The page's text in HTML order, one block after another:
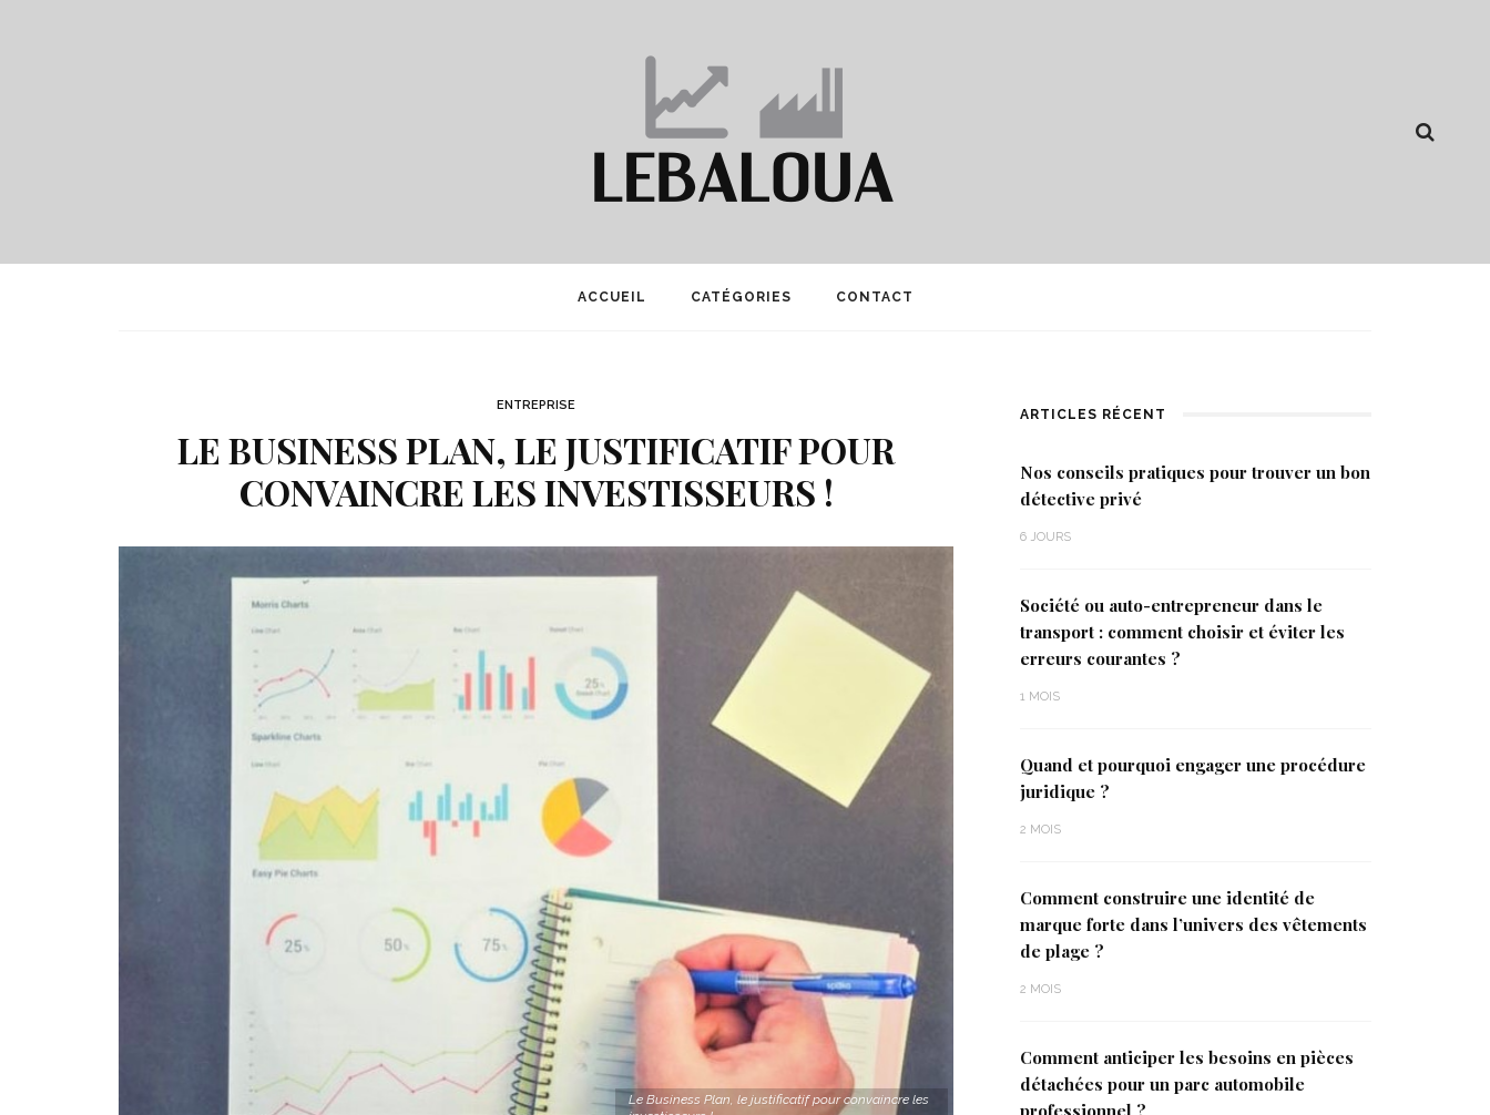
ACCUEIL CATÉGORIES CONTACT
ENTREPRISE
LE BUSINESS PLAN, LE JUSTIFICATIF POUR
CONVAINCRE LES INVESTISSEURS !
Le Business Plan, le justificatif pour convaincre les
ARTICLES RÉCENT
Nos conseils pratiques pour trouver un bon
détective privé
6 JOURS
Société ou auto-entrepreneur dans le
transport : comment choisir et éviter les
erreurs courantes ?
1 MOIS
Quand et pourquoi engager une procédure
juridique ?
2 MOIS
Comment construire une identité de
marque forte dans l’univers des vêtements
de plage ?
2 MOIS
Comment anticiper les besoins en pièces
détachées pour un parc automobile
professionnel ?